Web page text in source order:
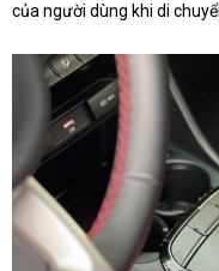
của người dùng khi di